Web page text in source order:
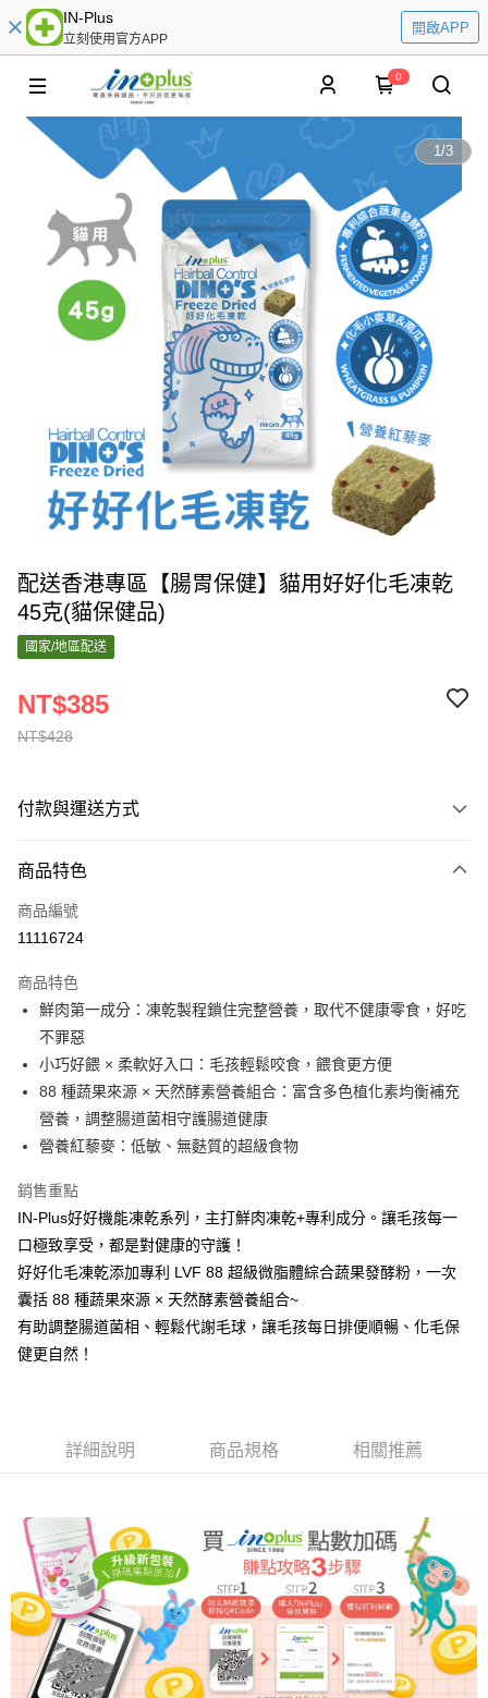
IN-Plus
立刻使用官方APP
開啟APP
0
1/3
配送香港專區【腸胃保健】貓用好好化毛凍乾
45克(貓保健品)
國家/地區配送
NT$428
NT$385
付款與運送方式
信用卡一次付款
運送方式
香港專區配送
商品特色
商品編號
11116724
商品特色
鮮肉第一成分：凍乾製程鎖住完整營養，取代不健康零食，好吃
不罪惡
小巧好餵 × 柔軟好入口：毛孩輕鬆咬食，餵食更方便
88 種蔬果來源 × 天然酵素營養組合：富含多色植化素均衡補充
營養，調整腸道菌相守護腸道健康
營養紅藜麥：低敏、無麩質的超級食物
銷售重點
IN-Plus好好機能凍乾系列，主打鮮肉凍乾+專利成分。讓毛孩每一
口極致享受，都是對健康的守護！
好好化毛凍乾添加專利 LVF 88 超級微脂體綜合蔬果發酵粉，一次
囊括 88 種蔬果來源 × 天然酵素營養組合~
有助調整腸道菌相、輕鬆代謝毛球，讓毛孩每日排便順暢、化毛保
健更自然！
詳細說明 商品規格 相關推薦